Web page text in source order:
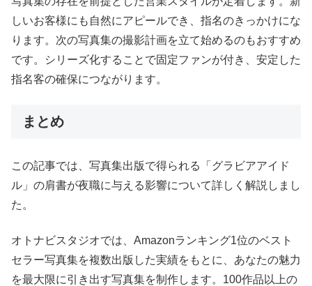
しいお客様にも自然にアピールでき、指名のきっかけにな
ります。次の写真集の撮影計画を立て始めるのもおすすめ
です。シリーズ化することで固定ファンが付き、安定した
指名客の確保につながります。
まとめ
この記事では、写真集出版で得られる「グラビアアイド
ル」の肩書が夜職に与える影響について詳しく解説しまし
た。
オトナビスタジオでは、Amazonランキング1位のベスト
セラー写真集を複数出版した実績をもとに、あなたの魅力
を最大限に引き出す写真集を制作します。100作品以上の